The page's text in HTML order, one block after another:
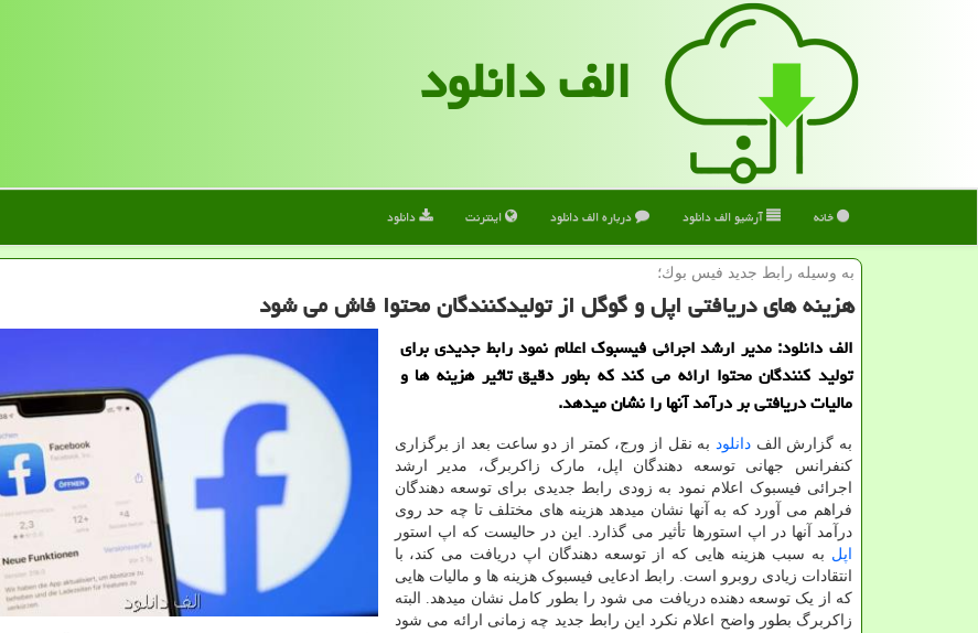
الف دانلود
خانه آرشیو الف دانلود درباره الف دانلود اینترنت دانلود
به وسیله رابط جدید فیس بوك؛
هزینه های دریافتی اپل و گوگل از تولیدكنندگان محتوا فاش می شود
الف دانلود: مدیر ارشد اجرائی فیسبوک اعلام نمود رابط جدیدی برای
تولید کنندگان محتوا ارائه می کند که بطور دقیق تاثیر هزینه ها و
مالیات دریافتی بر درآمد آنها را نشان میدهد.
به گزارش الفدانلود به نقل از ورج، کمتر از دو ساعت بعد از برگزاری
کنفرانس جهانی توسعه دهندگان اپل، مارک زاکربرگ، مدیر ارشد
اجرائی فیسبوک اعلام نمود به زودی رابط جدیدی برای توسعه دهندگان
فراهم می آورد که به آنها نشان میدهد هزینه های مختلف تا چه حد روی
درآمد آنها در اپ استورها تأثیر می گذارد. این در حالیست که اپ استور
اپل به سبب هزینه هایی که از توسعه دهندگان اپ دریافت می کند، با
انتقادات زیادی روبرو است. رابط ادعایی فیسبوک هزینه ها و مالیات هایی
که از یک توسعه دهنده دریافت می شود را بطور کامل نشان میدهد. البته
زاکربرگ بطور واضح اعلام نکرد این رابط جدید چه زمانی ارائه می شود